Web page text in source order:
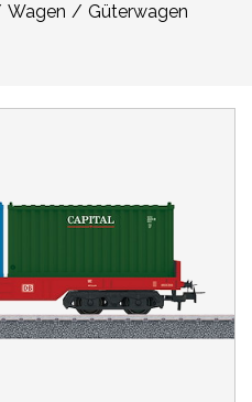
Wagen Güterwagen